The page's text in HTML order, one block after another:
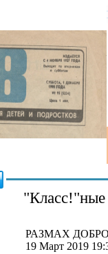
"Класс!"ные
РАЗМАХ
19 Март 2019